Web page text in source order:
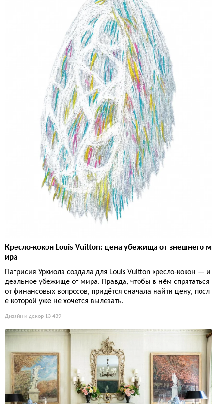
Кресло-кокон Louis Vuitton: цена убежища от внешнего м
ира
Патрисия Уркиола создала для Louis Vuitton кресло-кокон — и
деальное убежище от мира. Правда, чтобы в нём спрятаться
от финансовых вопросов, придётся сначала найти цену, посл
е которой уже не хочется вылезать.
Дизайн и декор 13 439